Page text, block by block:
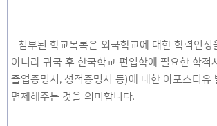
- 첨부된 학교목록은 외국학교에 대한 학력인정
아니라 귀국 후 한국학교 편입학에 필요한 학적
졸업증명서, 성적증명서 등)에 대한 아포스티유
면제해주는 것을 의미합니다.